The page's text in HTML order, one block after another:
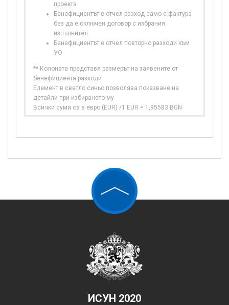
проекта
Бенефициентът е отчел разход само с фактура
без да е сключен договор с избрания
изпълнител
Бенефициентът е отчел повторно разходи към
УО
** Колоната представя размерът на заявените от
бенефициента разходи
Елемент в светло синьо позволява показване на
детайли при избирането му
Всички суми са в евро (EUR) /1 EUR = 1,95583 BGN
ИСУН 2020